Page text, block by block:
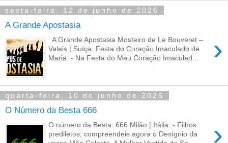
sexta-feira, 12 de junho de 2026
A Grande Apostasia
›
A Grande Apostasia Mosteiro de Le Bouveret –
Valais | Suíça. Festa do Coração Imaculado de
Maria. - Na Festa do Meu Coração Imaculad...
quarta-feira, 10 de junho de 2026
O Número da Besta 666
›
O número da Besta: 666 Milão | Itália. - Filhos
prediletos, compreendeis agora o Desígnio da